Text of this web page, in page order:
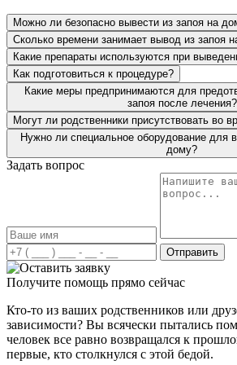
искать в интернете вывод из запоя.
сайт, чем-то он меня привлек. Позвонила,
ситуацию. Ответила на заданные
приехал быстро с небольшим
провел короткую беседу с родителями и
процедуру. Дал мне все рекомендации,
методы кодирования на будущее и о
алкогольной зависимости. Цена меня
рассчитывала, что отдам больше. Очень
вашими услугами. Огромная
специалистам!
Моя супруга периодически выпивала, но
выходила сама. В этот раз неожиданный
выходе на работу поставил и её, и меня
внятная? Я начал искать в интернете
нашёл номер и позвонил, объяснив всю
меня спросили: "Вы подъедете в
отправить к вам бригаду?" Я попросил
домой. Очень удобно, что сейчас можно
дома. По истечению короткого времени
Осмотрел супругу, повторно спросил у
хронических заболеваниях и аллергиях.
процедуру по выводу из запоя. Дал
Можно ли безопасно вывести из запоя на
Сколько времени занимает вывод из запоя
Какие препараты используются при
Как подготовиться к процедуре?
Какие меры предпринимаются для
запоя после лечения?
Могут ли родственники присутствовать во
Нужно ли специальное оборудование для
дому?
Задать вопрос
Отправить
Получите помощь прямо сейчас
Кто-то из ваших родственников или
зависимости? Вы всячески пытались
человек все равно возвращался к
первые, кто столкнулся с этой бедой.